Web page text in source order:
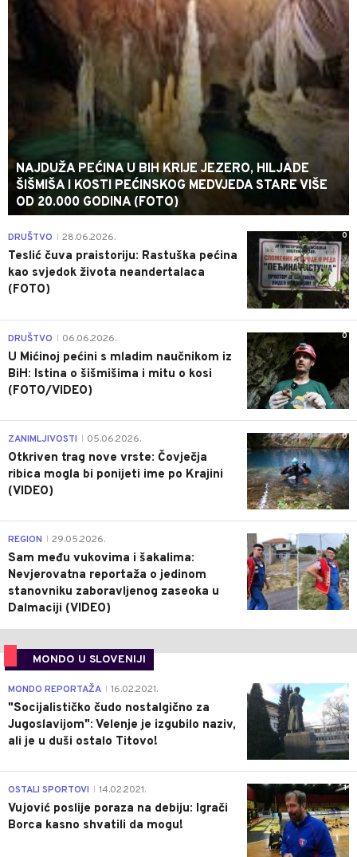
NAJDUŽA PEĆINA U BIH KRIJE JEZERO, HILJADE
ŠIŠMIŠA I KOSTI PEĆINSKOG MEDVJEDA STARE VIŠE
OD 20.000 GODINA (FOTO)
0
DRUŠTVO 28.06.2026.
Teslić čuva praistoriju: Rastuška pećina
kao svjedok života neandertalaca
(FOTO)
0
DRUŠTVO 06.06.2026.
U Mićinoj pećini s mladim naučnikom iz
BiH: Istina o šišmišima i mitu o kosi
(FOTO/VIDEO)
0
ZANIMLJIVOSTI 05.06.2026.
Otkriven trag nove vrste: Čovječja
ribica mogla bi ponijeti ime po Krajini
(VIDEO)
0
REGION 29.05.2026.
Sam među vukovima i šakalima:
Nevjerovatna reportaža o jedinom
stanovniku zaboravljenog zaseoka u
Dalmaciji (VIDEO)
MONDO U SLOVENIJI
4
MONDO REPORTAŽA 16.02.2021.
"Socijalističko čudo nostalgično za
Jugoslavijom": Velenje je izgubilo naziv,
ali je u duši ostalo Titovo!
1
OSTALI SPORTOVI 14.02.2021.
Vujović poslije poraza na debiju: Igrači
Borca kasno shvatili da mogu!